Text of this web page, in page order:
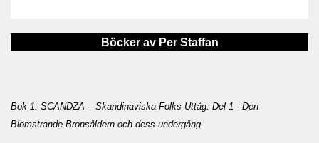
Böcker av Per Staffan
Bok 1: SCANDZA – Skandinaviska Folks Uttåg: Del 1 - Den
Blomstrande Bronsåldern och dess undergång.